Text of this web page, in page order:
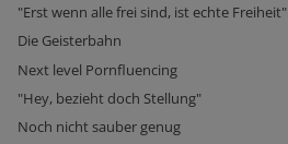
"Erst wenn alle frei sind, ist echte Freiheit"
Die Geisterbahn
Next level Pornfluencing
"Hey, bezieht doch Stellung"
Noch nicht sauber genug